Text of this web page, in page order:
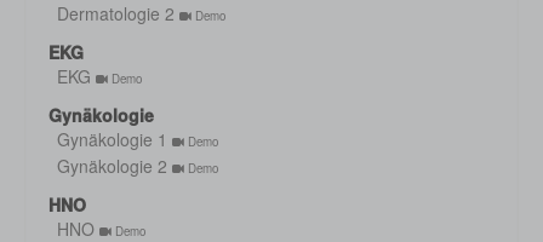
Dermatologie 2 Demo
EKG
EKG
Demo
Gynäkologie
Gynäkologie 1
Demo
Gynäkologie 2 Demo
HNO
HNO
Demo